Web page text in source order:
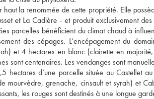
la renommée de cette propriété. Elle
et La Cadière - et produit exclusivement
parcelles bénéficient du climat chaud à
des cépages. L’encépagement du
et 4 hectares en blanc (clairette en
sont centenaires. Les vendanges sont
hectares d’une parcelle située au Castellet
mourvèdre, grenache, cinsault et syrah) et
les rouges sont destinés à une longue